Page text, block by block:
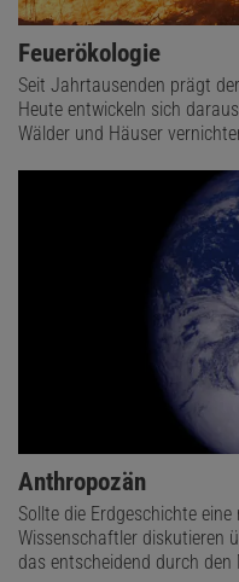
Feuerökologie
Seit Jahrtausenden prägt
Heute entwickeln sich
Wälder und Häuser
Anthropozän
Sollte die Erdgeschichte
Wissenschaftler diskutieren
das entscheidend durch